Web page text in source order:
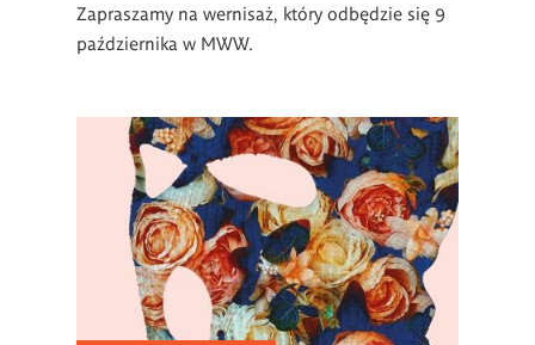
Zapraszamy na wernisaż, który odbędzie się 9
października w MWW.